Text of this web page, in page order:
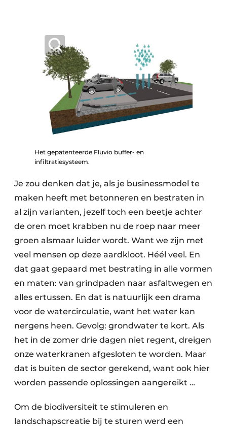
Het gepatenteerde Fluvio buffer- en
infiltratiesysteem.
Je zou denken dat je, als je businessmodel te
maken heeft met betonneren en bestraten in
al zijn varianten, jezelf toch een beetje achter
de oren moet krabben nu de roep naar meer
groen alsmaar luider wordt. Want we zijn met
veel mensen op deze aardkloot. Héél veel. En
dat gaat gepaard met bestrating in alle vormen
en maten: van grindpaden naar asfaltwegen en
alles ertussen. En dat is natuurlijk een drama
voor de watercirculatie, want het water kan
nergens heen. Gevolg: grondwater te kort. Als
het in de zomer drie dagen niet regent, dreigen
onze waterkranen afgesloten te worden. Maar
dat is buiten de sector gerekend, want ook hier
worden passende oplossingen aangereikt …
Om de biodiversiteit te stimuleren en
landschapscreatie bij te sturen werd een